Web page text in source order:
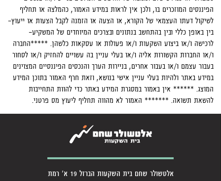
הפיננסים המוזכרים בו, ולכן אין לראות במידע האמור, כהמלצה או תחליף
לשיקול דעתו העצמאי של הקורא, או הצעה או הזמנה לקבל הצעות או ייעוץ-
בין באופן כללי ובין בהתחשב בנתונים ובצרכים המיוחדים של המשקיע-
לרכישה ו/או ביצוע השקעות ו/או פעולות או עסקאות כלשהן. *****החברה
ו/או החברות הקשורות אליה ו/או בעלי עניין בה עשויים להחזיק ו/או לסחור
בעבור עצמם ו/או בעבור אחרים, בניירות הערך והנכסים הפיננסיים המצוינים
במידע באתר ולהיות בעלי עניין אישי בנושא, וזאת חרף האמור בתוכן המידע
המוצג. ****** אין באמור במסגרת המידע באתר כדי להוות התחייבות
להשאת תשואה. ******* האמור לא מהווה תחליף ליעוץ מס פרטני.
אלטשולר שחם בית השקעות הברזל 19 א' רמת